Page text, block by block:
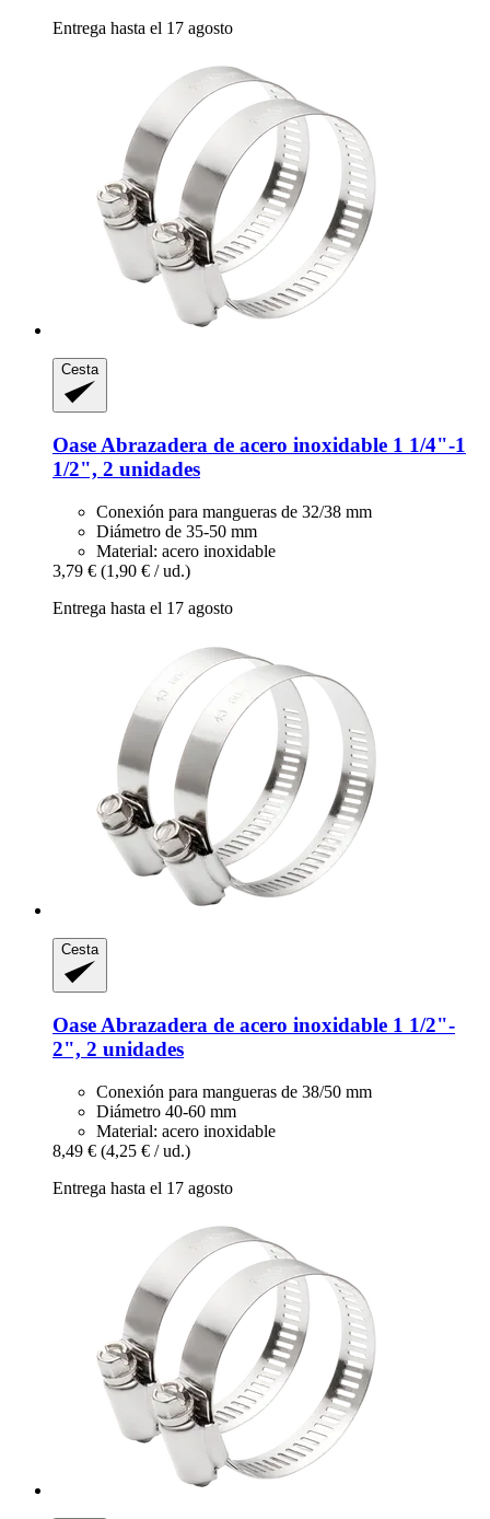
Entrega hasta el 17 agosto
Cesta
Oase Abrazadera de acero inoxidable 1 1/4"-​1
1/2", 2 unidades
Conexión para mangueras de 32/38 mm
Diámetro de 35-50 mm
Material: acero inoxidable
3,79 € (1,90 € / ud.)
Entrega hasta el 17 agosto
Cesta
Oase Abrazadera de acero inoxidable 1 1/2"-​
2", 2 unidades
Conexión para mangueras de 38/50 mm
Diámetro 40-60 mm
Material: acero inoxidable
8,49 € (4,25 € / ud.)
Entrega hasta el 17 agosto